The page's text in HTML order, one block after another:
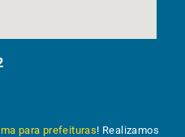
para prefeituras! Realizamos